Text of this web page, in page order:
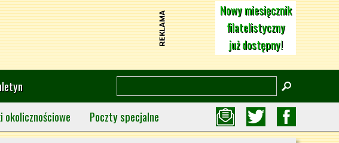
Nowy miesięcznik
filatelistyczny
już dostępny!
okolicznościowe Poczty specjalne